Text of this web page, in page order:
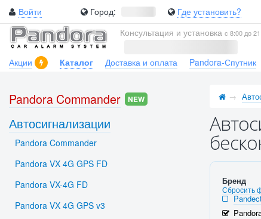
Войти Город: Где установить?
Консультация и установка с 8:00 до
Акции
Каталог Доставка и оплата Pandora-Спутник
Бренд
Сбросить
Pandora Commander NEW
Автосигнализации
Pandora Commander
Pandora VX 4G GPS FD
Pandora VX-4G FD
Pandora VX 4G GPS v3